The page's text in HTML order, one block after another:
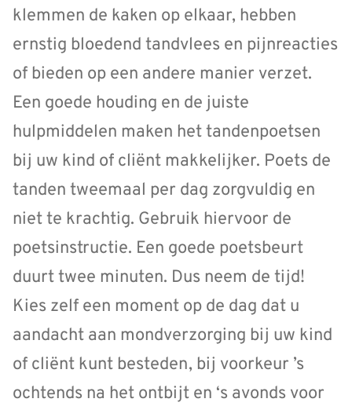
klemmen de kaken op elkaar, hebben
ernstig bloedend tandvlees en pijnreacties
of bieden op een andere manier verzet.
Een goede houding en de juiste
hulpmiddelen maken het tandenpoetsen
bij uw kind of cliënt makkelijker. Poets de
tanden tweemaal per dag zorgvuldig en
niet te krachtig. Gebruik hiervoor de
poetsinstructie. Een goede poetsbeurt
duurt twee minuten. Dus neem de tijd!
Kies zelf een moment op de dag dat u
aandacht aan mondverzorging bij uw kind
of cliënt kunt besteden, bij voorkeur ’s
ochtends na het ontbijt en ‘s avonds voor